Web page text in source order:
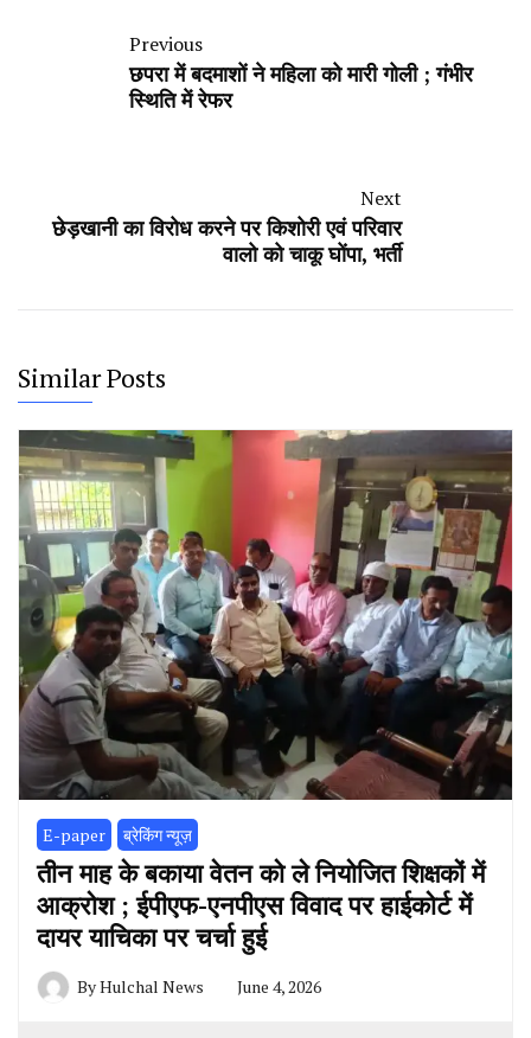
Previous
छपरा में बदमाशों ने महिला को मारी गोली ; गंभीर
स्थिति में रेफर
Next
छेड़खानी का विरोध करने पर किशोरी एवं परिवार
वालो को चाकू घोंपा, भर्ती
Similar Posts
E-paper ब्रेकिंग न्यूज़
तीन माह के बकाया वेतन को ले नियोजित शिक्षकों में
आक्रोश ; ईपीएफ-एनपीएस विवाद पर हाईकोर्ट में
दायर याचिका पर चर्चा हुई
ByHulchal News June 4, 2026